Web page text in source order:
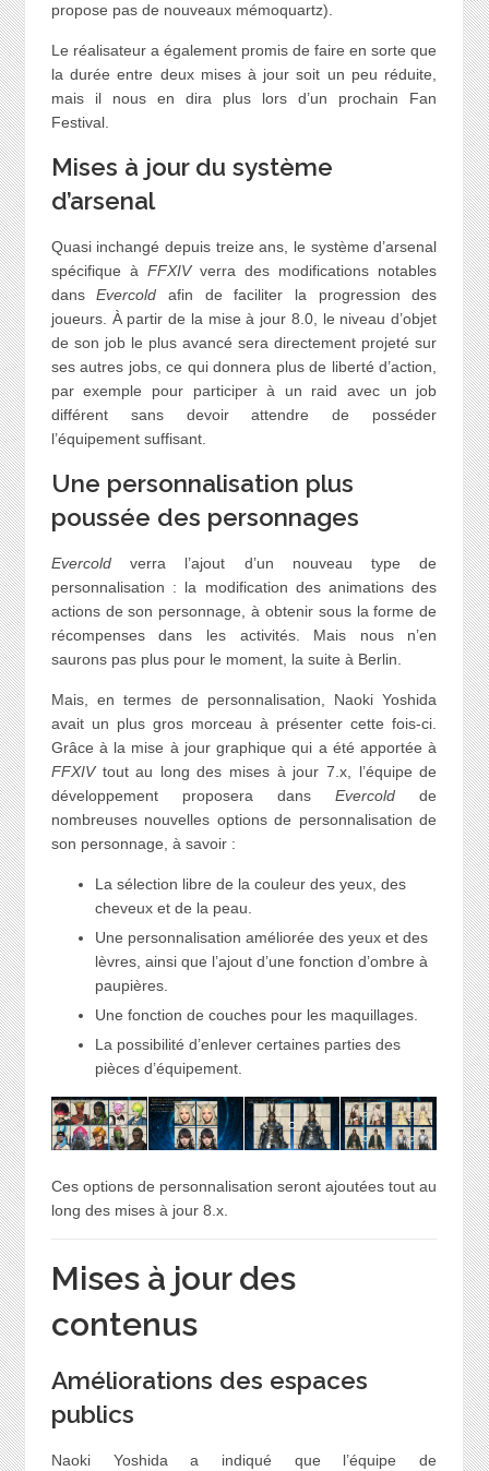
propose pas de nouveaux mémoquartz).
Le réalisateur a également promis de faire en sorte que
la durée entre deux mises à jour soit un peu réduite,
mais il nous en dira plus lors d’un prochain Fan
Festival.
Mises à jour du système
d’arsenal
Quasi inchangé depuis treize ans, le système d’arsenal
spécifique à FFXIVverra des modifications notables
dansEvercold afin de faciliter la progression des
joueurs. À partir de la mise à jour 8.0, le niveau d’objet
de son job le plus avancé sera directement projeté sur
ses autres jobs, ce qui donnera plus de liberté d’action,
par exemple pour participer à un raid avec un job
différent sans devoir attendre de posséder
l’équipement suffisant.
Une personnalisation plus
poussée des personnages
Evercoldverra l’ajout d’un nouveau type de
personnalisation : la modification des animations des
actions de son personnage, à obtenir sous la forme de
récompenses dans les activités. Mais nous n’en
saurons pas plus pour le moment, la suite à Berlin.
Mais, en termes de personnalisation, Naoki Yoshida
avait un plus gros morceau à présenter cette fois-ci.
Grâce à la mise à jour graphique qui a été apportée à
FFXIVtout au long des mises à jour 7.x, l’équipe de
développement proposera dansEvercold de
nombreuses nouvelles options de personnalisation de
son personnage, à savoir :
La sélection libre de la couleur des yeux, des
cheveux et de la peau.
Une personnalisation améliorée des yeux et des
lèvres, ainsi que l’ajout d’une fonction d’ombre à
paupières.
Une fonction de couches pour les maquillages.
La possibilité d’enlever certaines parties des
pièces d’équipement.
Ces options de personnalisation seront ajoutées tout au
long des mises à jour 8.x.
Mises à jour des
contenus
Améliorations des espaces
publics
Naoki Yoshida a indiqué que l’équipe de